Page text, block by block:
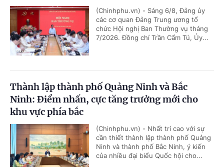
(Chinhphu.vn) - Sáng 6/8, Đảng ủy
các cơ quan Đảng Trung ương tổ
chức Hội nghị Ban Thường vụ tháng
7/2026. Đồng chí Trần Cẩm Tú, Ủy...
Thành lập thành phố Quảng Ninh và Bắc
Ninh: Điểm nhấn, cực tăng trưởng mới cho
khu vực phía bắc
(Chinhphu.vn) - Nhất trí cao với sự
cần thiết thành lập thành phố Quảng
Ninh và thành phố Bắc Ninh, ý kiến
của nhiều đại biểu Quốc hội cho...